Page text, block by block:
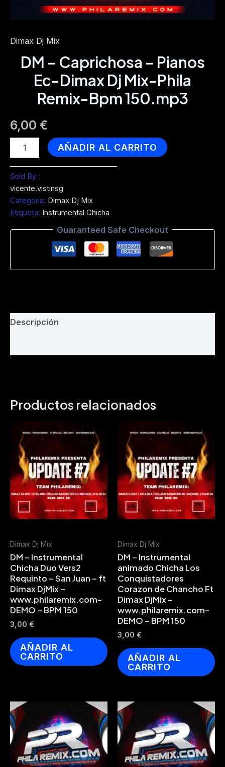
Dimax Dj Mix
DM – Caprichosa – Pianos
Ec-Dimax Dj Mix-Phila
Remix-Bpm 150.mp3
6,00 €
-
Ec-
Dimax
Dj
Phila
cantidad
AÑADIR AL CARRITO
Sold By :
vicente.vistinsg
Categoría: Dimax Dj Mix
Etiqueta: Instrumental Chicha
Guaranteed Safe Checkout
Descripción
Productos relacionados
Dimax Dj Mix
DM – Instrumental
Chicha Duo Vers2
Requinto – San Juan – ft
Dimax DjMix –
www.philaremix.com-
DEMO – BPM 150
3,00 €
AÑADIR AL
CARRITO
Dimax Dj Mix
DM – Instrumental
animado Chicha Los
Conquistadores
Corazon de Chancho Ft
Dimax DjMix –
www.philaremix.com-
DEMO – BPM 150
3,00 €
AÑADIR AL
CARRITO